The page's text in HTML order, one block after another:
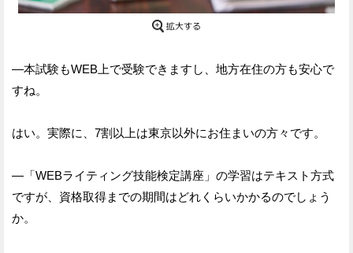
—本試験もWEB上で受験できますし、地方在住の方も安心で
すね。
はい。実際に、7割以上は東京以外にお住まいの方々です。
—「WEBライティング技能検定講座」の学習はテキスト方式
ですが、資格取得までの期間はどれくらいかかるのでしょう
か。